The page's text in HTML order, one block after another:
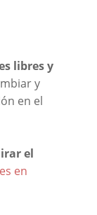
libres y
y
en el
el
en